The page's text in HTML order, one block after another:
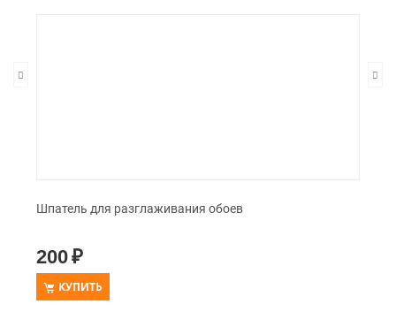
Шпатель для разглаживания обоев
200₽
КУПИТЬ